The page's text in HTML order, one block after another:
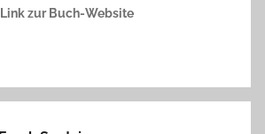
Link zur Buch-Website